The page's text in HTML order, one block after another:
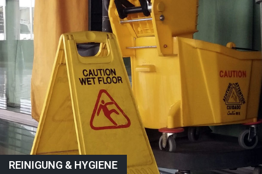
REINIGUNG & HYGIENE